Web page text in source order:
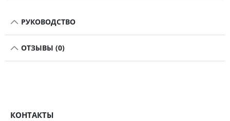
РУКОВОДСТВО
ОТЗЫВЫ (0)
КОНТАКТЫ